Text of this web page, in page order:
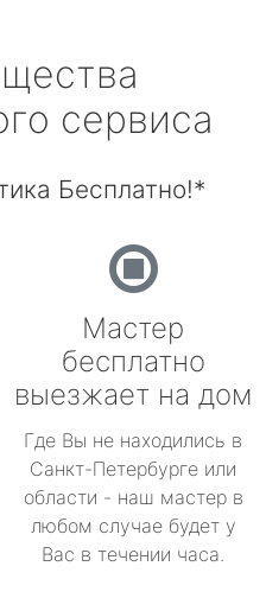
сервиса
Бесплатно!*
Мастер
бесплатно
выезжает на дом
Где Вы не находились в
Санкт-Петербурге или
области - наш мастер в
любом случае будет у
Вас в течении часа.